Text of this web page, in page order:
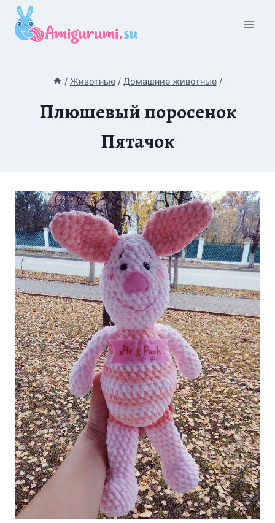
Перейти
содержимому
/ Животные / Домашние животные /
Плюшевый поросенок
Пятачок